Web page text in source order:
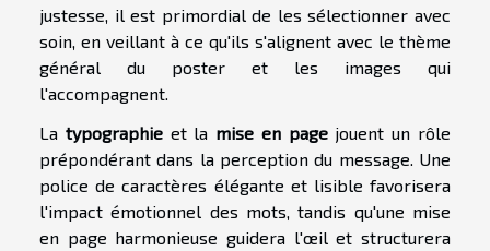
justesse, il est primordial de les sélectionner avec
soin, en veillant à ce qu'ils s'alignent avec le thème
général du poster et les images qui
l'accompagnent.
La typographieet la mise en pagejouent un rôle
prépondérant dans la perception du message. Une
police de caractères élégante et lisible favorisera
l'impact émotionnel des mots, tandis qu'une mise
en page harmonieuse guidera l'œil et structurera